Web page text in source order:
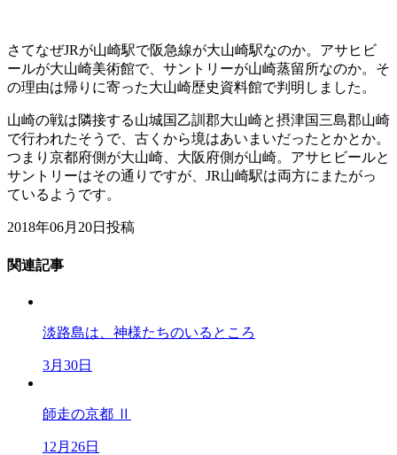
さてなぜJRが山崎駅で阪急線が大山崎駅なのか。アサヒビ
ールが大山崎美術館で、サントリーが山崎蒸留所なのか。そ
の理由は帰りに寄った大山崎歴史資料館で判明しました。
山崎の戦は隣接する山城国乙訓郡大山崎と摂津国三島郡山崎
で行われたそうで、古くから境はあいまいだったとかとか。
つまり京都府側が大山崎、大阪府側が山崎。アサヒビールと
サントリーはその通りですが、JR山崎駅は両方にまたがっ
ているようです。
2018年06月20日投稿
関連記事
淡路島は、神様たちのいるところ
3月30日
師走の京都 Ⅱ
12月26日